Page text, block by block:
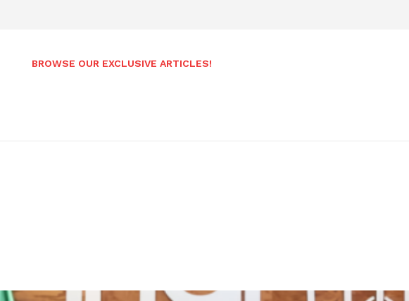
BROWSE OUR EXCLUSIVE ARTICLES!